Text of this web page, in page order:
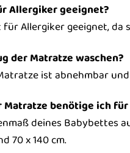
Allergiker geeignet?
Allergiker geeignet,
der Matratze waschen?
ist abnehmbar
Matratze benötige ich
deines Babybettes
70 x 140 cm.